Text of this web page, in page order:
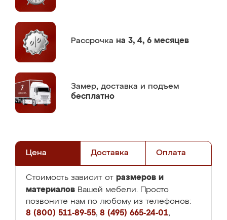
Рассрочка на 3, 4, 6 месяцев
Замер, доставка и подъем
бесплатно
Цена Доставка Оплата
Стоимость зависит от размеров и
материалов Вашей мебели. Просто
позвоните нам по любому из телефонов:
8 (800) 511-89-55, 8 (495) 665-24-01,